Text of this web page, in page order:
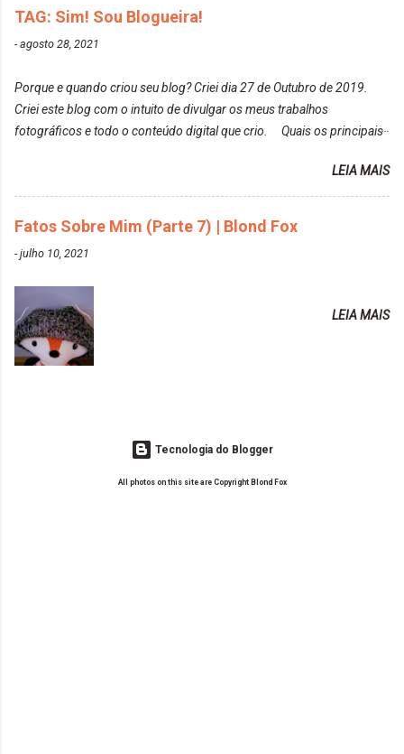
elas fiquem no modo original? Sou do time foto
de um determinado lugar ou de algo que estou
fotografan...
de todos que fiz para vocês verem: ✨ Alfaparf | Alta
Moda é... Creative Crazy Colors Pink
Turkiss Blue
https://www.adrielly.com.br/2020/02/keraton-hard-
colors-turkiss-blue.html ✨ Alpha Line | Máscara
Ozzy Lilac
em meu cabelo, pois, sempre jogava tinta em cima
TAG: Sim! Sou Blogueira!
-agosto 28, 2021
Porque e quando criou seu blog? Criei dia 27 de Outubro de 2019.
Criei este blog com o intuito de divulgar os meus trabalhos
fotográficos e todo o conteúdo digital que crio. Quais os principais
vida de Blogueira? Tem sido um sonho. Minha família me apoia muito.
Qual a parte chata da vida de Blogueira? Às vezes, a criatividade vai
embora... O que tem de melhor em ser Blogueira? Ver o seu trabalho
sendo reconhecido. Aonde deseja chegar com o seu Blog? Muito
além daquilo que imagino. Seu blog pra você é profissional ou passa-
tempo? Vejo como sendo profissional. Me empenho muito fazendo
tudo para ele. Quais blogs acompanha, e quais indica? Eu acompanho
o Drilly Design e comecei a ler as postagens do antigo blog da Sweet
Carol "Magic Days". Tem sido fácil o convívio com seguidoras e
leitoras? Claro. Seu blog já esta como quer, ou ainda ...
LEIA MAIS
Fatos Sobre Mim (Parte 7) | Blond Fox
-julho 10, 2021
LEIA MAIS
Tecnologia do Blogger
All photos on this site are Copyright Blond Fox